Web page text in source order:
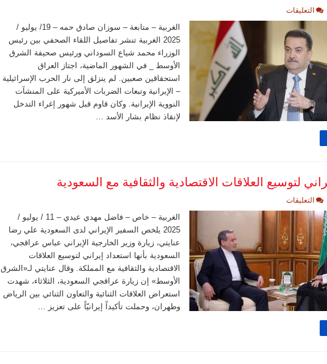
التعليقات
نجحنا
في
احتواء
انفعالات
الفصائل
الحرب
وأكدنا
أن
العلاقات
مع
الغربية – متابعة – سوزان صادق حمه – 19/ يوليو /
2025 الغربية تنشر تفاصيل اللقاء الصحفي بين رئيس
الوزراء محمد شياع السوداني ورئيس صحيفة الشرق
الأوسط _ في الشهور الماضية، اجتاز العراق
استحقاقين صعبين. لم ينزلق إلى نار الحرب الإسرائيلية
– الإيرانية وتبعات الضربات الأميركية على المنشآت
النووية الإيرانية. وكان قاوم قبل شهور إغراء التدخل
لإنقاذ نظام بشار الأسد …
لتوسيع العلاقات الاقتصادية والثقافية مع السعودية
التعليقات
إيراني
لتوسيع
العلاقات
الاقتصادية
والثقافية
مع
السعودية
مغلقة
الغربية – خاص – فاضل مهدي عيدي – 11 / يوليو /
2025 يلخص السفير الإيراني لدى السعودية علي رضا
عنايتي، زيارة وزير الخارجية الإيراني عباس عراقجي،
السعودية بأنها استعداد إيراني لتوسيع العلاقات
الاقتصادية والثقافية مع المملكة. وقال عنايتي لـ«الشرق
الأوسط» إن زيارة عراقجي السعودية، الثلاثاء، شهدت
استعراض العلاقات الثنائية والتعاون الثنائي بين الرياض
وطهران، وحملت تأكيداً إيرانيّاً على تعزيز …